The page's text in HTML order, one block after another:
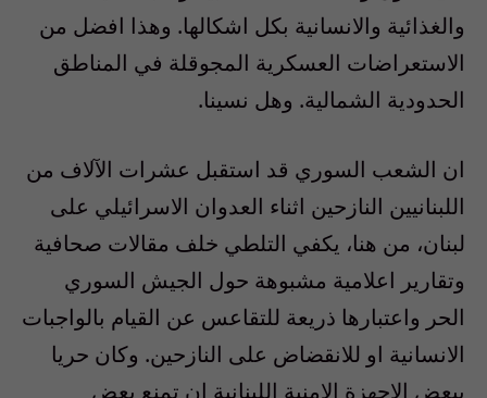
والغذائية والانسانية بكل اشكالها. وهذا افضل من
الاستعراضات العسكرية المجوقلة في المناطق
الحدودية الشمالية. وهل نسينا.
ان الشعب السوري قد استقبل عشرات الآلاف من
اللبنانيين النازحين اثناء العدوان الاسرائيلي على
لبنان، من هنا، يكفي التلطي خلف مقالات صحافية
وتقارير اعلامية مشبوهة حول الجيش السوري
الحر واعتبارها ذريعة للتقاعس عن القيام بالواجبات
الانسانية او للانقضاض على النازحين. وكان حريا
ببعض الاجهزة الامنية اللبنانية ان تمنع بعض